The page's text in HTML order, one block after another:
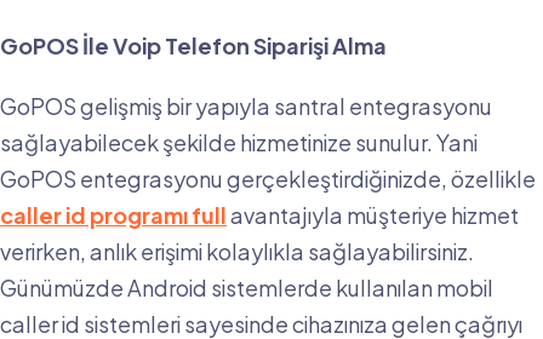
GoPOS İle Voip Telefon Siparişi Alma
GoPOS gelişmiş bir yapıyla santral entegrasyonu
sağlayabilecek şekilde hizmetinize sunulur. Yani
GoPOS entegrasyonu gerçekleştirdiğinizde, özellikle
caller id programı fullavantajıyla müşteriye hizmet
verirken, anlık erişimi kolaylıkla sağlayabilirsiniz.
Günümüzde Android sistemlerde kullanılan mobil
caller id sistemleri sayesinde cihazınıza gelen çağrıyı